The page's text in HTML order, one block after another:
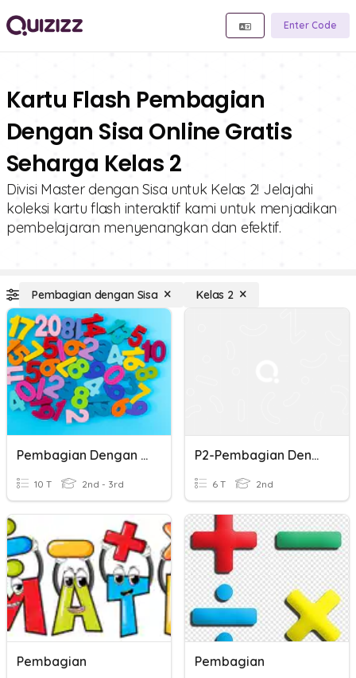
Enter Code
Kartu Flash Pembagian
Dengan Sisa Online Gratis
Seharga Kelas 2
Divisi Master dengan Sisa untuk Kelas 2! Jelajahi
koleksi kartu flash interaktif kami untuk menjadikan
pembelajaran menyenangkan dan efektif.
Pembagian dengan Sisa Kelas 2
Pembagian Dengan Sisa
10 T 2nd - 3rd
P2-Pembagian Dengan Sisa
6 T 2nd
Pembagian Pembagian